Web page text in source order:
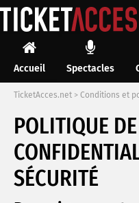
Accueil Spectacles
TicketAcces.net > Conditions et
POLITIQUE DE
SÉCURITÉ